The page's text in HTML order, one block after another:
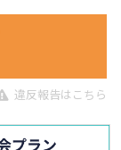
違反報告はこちら